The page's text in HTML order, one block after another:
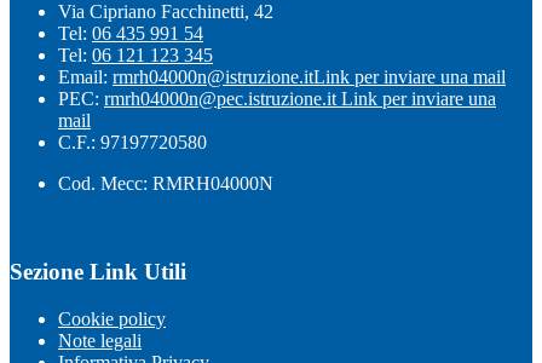
Via Cipriano Facchinetti, 42
Tel: 06 435 991 54
Tel: 06 121 123 345
Email: rmrh04000n@istruzione.itLink per inviare una mail
PEC: rmrh04000n@pec.istruzione.it Link per inviare una
mail
C.F.: 97197720580
Cod. Mecc: RMRH04000N
Sezione Link Utili
Cookie policy
Note legali